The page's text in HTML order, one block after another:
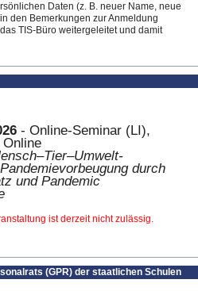
Daten (z. B. neuer Name, neue
den Bemerkungen zur Anmeldung
TIS-Büro weitergeleitet und damit
- Online-Seminar (LI),
durch
und Pandemic
ist derzeit nicht zulässig.
(GPR) der staatlichen Schulen